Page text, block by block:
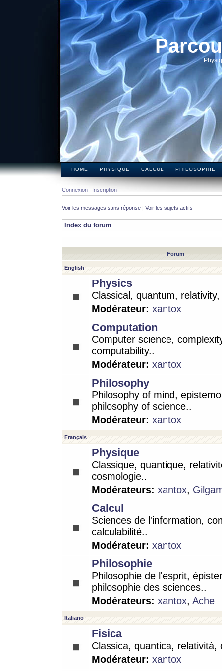
HOME PHYSIQUE CALCUL PHILOSOPHIE
Connexion Inscription
Voir les messages sans réponse | Voir les sujets actifs
Index du forum
Forum
English
Physics
Classical, quantum,
Modérateur: xantox
Computation
Computer science,
computability..
Modérateur: xantox
Philosophy
Philosophy of mind,
philosophy of science..
Modérateur: xantox
Français
Physique
Classique, quantique,
cosmologie..
Modérateurs: xantox,
Calcul
Sciences de l'information,
calculabilité..
Modérateur: xantox
Philosophie
Philosophie de l'esprit,
philosophie des sciences..
Modérateurs: xantox, Ache
Italiano
Fisica
Classica, quantica, relatività,
Modérateur: xantox